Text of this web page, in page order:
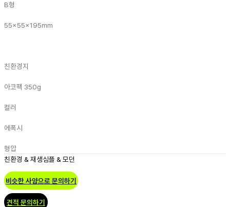
B형
55x55x195mm
친환경지
아코팩 350g
컬러
에폭시
형압
친환경 & 재생심플 & 모던
비슷한 사양으로 문의하기
견적 문의하기